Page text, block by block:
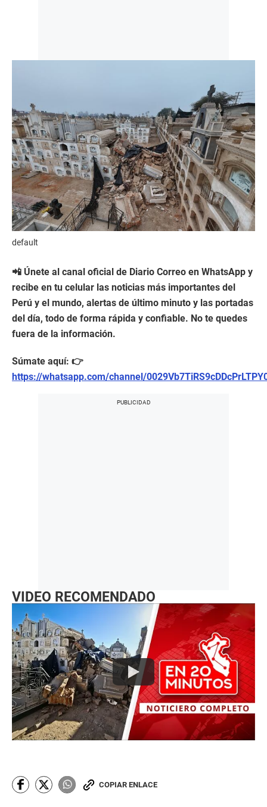
default
📲 Únete al canal oficial de Diario Correo en WhatsApp y
recibe en tu celular las noticias más importantes del
Perú y el mundo, alertas de último minuto y las portadas
del día, todo de forma rápida y confiable. No te quedes
fuera de la información.
Súmate aquí: 👉
https://whatsapp.com/channel/
VIDEO RECOMENDADO
COPIAR ENLACE